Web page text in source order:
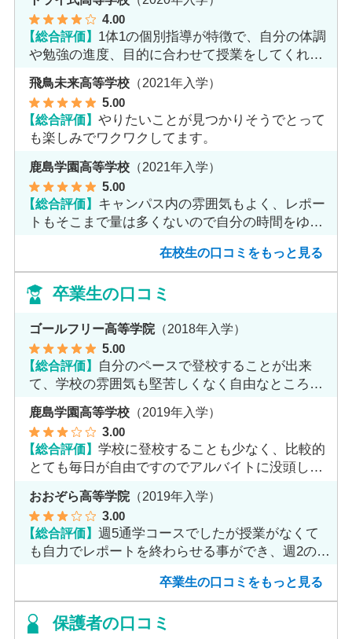
4.00
【総合評価】 1体1の個別指導が特徴で、自分の体調
や勉強の進度、目的に合わせて授業をしてくれま
飛鳥未来高等学校 （2021年入学）
5.00
【総合評価】やりたいことが見つかりそうでとって
も楽しみでワクワクしてます。
鹿島学園高等学校 （2021年入学）
5.00
【総合評価】 キャンパス内の雰囲気もよく、レポー
トもそこまで量は多くないので自分の時間をゆっ
在校生の口コミをもっと見る
卒業生の口コミ
ゴールフリー高等学院（2018年入学）
5.00
【総合評価】 自分のペースで登校することが出来
て、学校の雰囲気も堅苦しくなく自由なところが
鹿島学園高等学校 （2019年入学）
3.00
【総合評価】学校に登校することも少なく、比較的
とても毎日が自由ですのでアルバイトに没頭して
おおぞら高等学院（2019年入学）
3.00
【総合評価】週5通学コースでしたが授業がなくて
も自力でレポートを終わらせる事ができ、週2のコ
卒業生の口コミをもっと見る
保護者の口コミ